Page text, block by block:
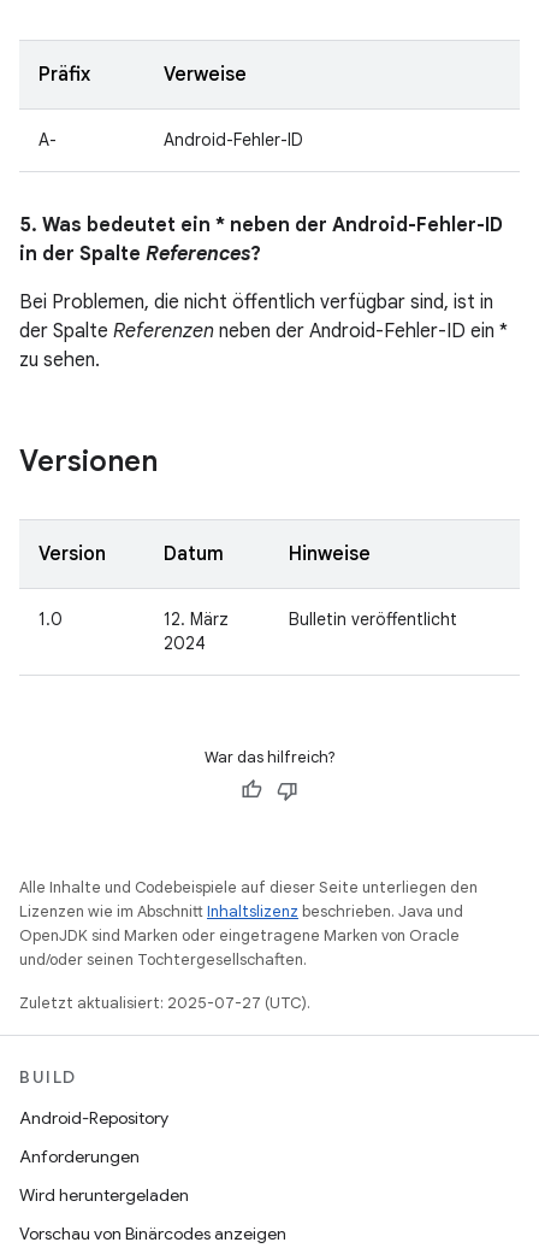
Präfix Verweise
A- Android-Fehler-ID
5. Was bedeutet ein * neben der Android-Fehler-ID
in der Spalte References?
Bei Problemen, die nicht öffentlich verfügbar sind, ist in
der Spalte Referenzen neben der Android-Fehler-ID ein *
zu sehen.
Versionen
Version Datum Hinweise
1.0
12. März
2024
Bulletin veröffentlicht
War das hilfreich?
Alle Inhalte und Codebeispiele auf dieser Seite unterliegen den
Lizenzen wie im AbschnittInhaltslizenz beschrieben. Java und
OpenJDK sind Marken oder eingetragene Marken von Oracle
und/oder seinen Tochtergesellschaften.
Zuletzt aktualisiert: 2025-07-27 (UTC).
BUILD
Android-Repository
Anforderungen
Wird heruntergeladen
Vorschau von Binärcodes anzeigen